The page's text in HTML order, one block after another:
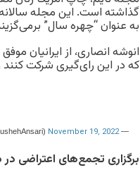
گذاشته است. این مجله سالانه
به عنوان “چهره سال”
انوشه انصاری، از ایرانیان
که در این رای‌گیری شرکت کنند
— Anousheh Ansari (@AnoushehAnsari)
November 19, 2022
برگزاری تجمع‌های اعتراضی در